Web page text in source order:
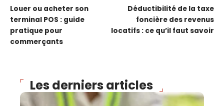
Louer ou acheter son
terminal POS : guide
pratique pour
commerçants
Déductibilité de la taxe
foncière des revenus
locatifs : ce qu’il faut savoir
Les derniers articles